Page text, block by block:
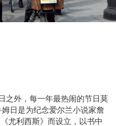
之外，每一年最热闹的节日莫
日是为纪念爱尔兰小说家詹
尤利西斯》而设立，以书中